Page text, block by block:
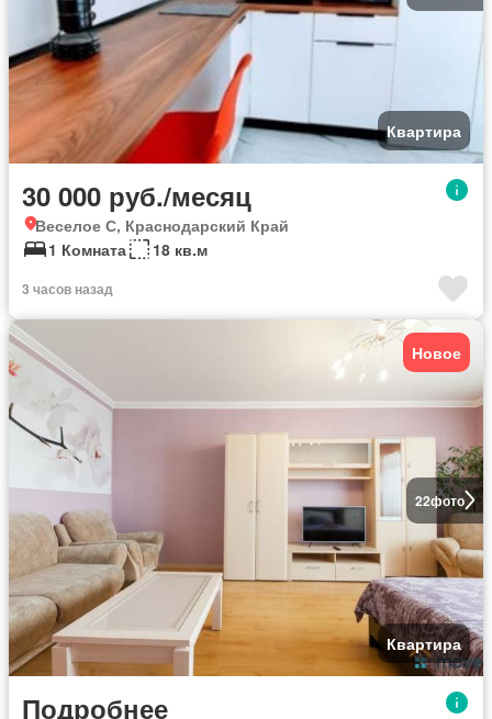
Квартира
30 000 руб./месяц
Веселое С, Краснодарский Край
1 Комната
18 кв.м
3 часов назад
22фото
Новое
Квартира
Подробнее